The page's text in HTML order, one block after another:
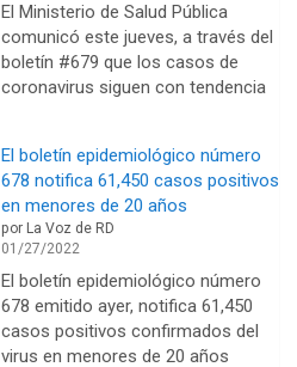
El Ministerio de Salud Pública
comunicó este jueves, a través del
boletín #679 que los casos de
coronavirus siguen con tendencia
El boletín epidemiológico número
678 notifica 61,450 casos positivos
en menores de 20 años
por La Voz de RD
01/27/2022
El boletín epidemiológico número
678 emitido ayer, notifica 61,450
casos positivos confirmados del
virus en menores de 20 años